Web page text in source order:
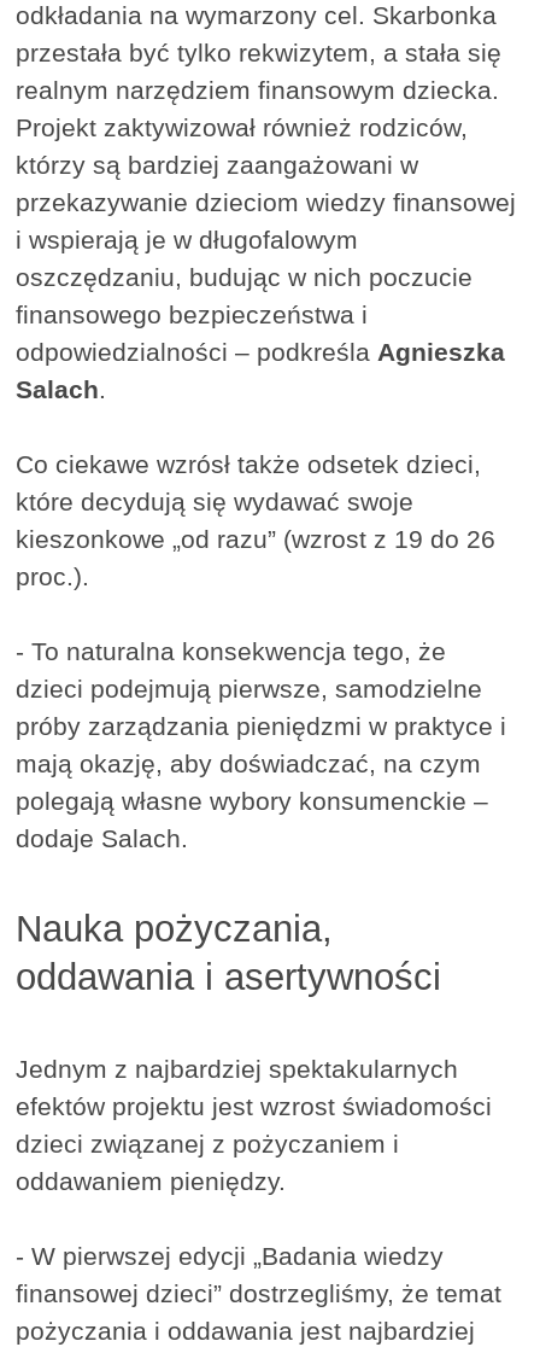
odkładania na wymarzony cel. Skarbonka
przestała być tylko rekwizytem, a stała się
realnym narzędziem finansowym dziecka.
Projekt zaktywizował również rodziców,
którzy są bardziej zaangażowani w
przekazywanie dzieciom wiedzy finansowej
i wspierają je w długofalowym
oszczędzaniu, budując w nich poczucie
finansowego bezpieczeństwa i
odpowiedzialności – podkreśla Agnieszka
Salach.
Co ciekawe wzrósł także odsetek dzieci,
które decydują się wydawać swoje
kieszonkowe „od razu” (wzrost z 19 do 26
proc.).
- To naturalna konsekwencja tego, że
dzieci podejmują pierwsze, samodzielne
próby zarządzania pieniędzmi w praktyce i
mają okazję, aby doświadczać, na czym
polegają własne wybory konsumenckie –
dodaje Salach.
Nauka pożyczania,
oddawania i asertywności
Jednym z najbardziej spektakularnych
efektów projektu jest wzrost świadomości
dzieci związanej z pożyczaniem i
oddawaniem pieniędzy.
- W pierwszej edycji „Badania wiedzy
finansowej dzieci” dostrzegliśmy, że temat
pożyczania i oddawania jest najbardziej